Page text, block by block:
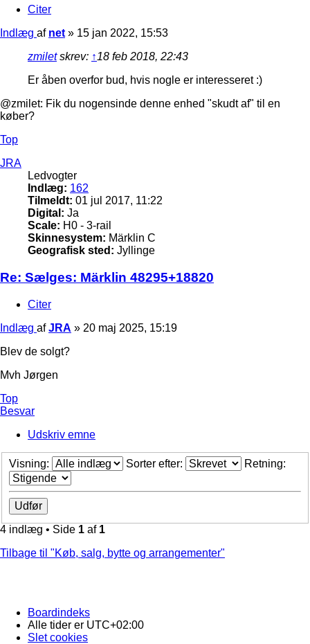
Citer
Indlæg af net » 15 jan 2022, 15:53
zmiletskrev: ↑18 feb 2018, 22:43
Er åben overfor bud, hvis nogle er interesseret :)
@zmilet: Fik du nogensinde denne enhed "skudt af" til en
køber?
Top
JRA
Ledvogter
Indlæg: 162
Tilmeldt: 01 jul 2017, 11:22
Digital: Ja
Scale: H0 - 3-rail
Skinnesystem: Märklin C
Geografisk sted: Jyllinge
Re: Sælges: Märklin 48295+18820
Citer
Indlæg afJRA » 20 maj 2025, 15:19
Blev de solgt?
Mvh Jørgen
Top
Besvar
Udskriv emne
Visning: Sorter efter: Retning:
4 indlæg • Side 1 af 1
Tilbage til "Køb, salg, bytte og arrangementer"
Boardindeks
Alle tider er UTC+02:00
Slet cookies